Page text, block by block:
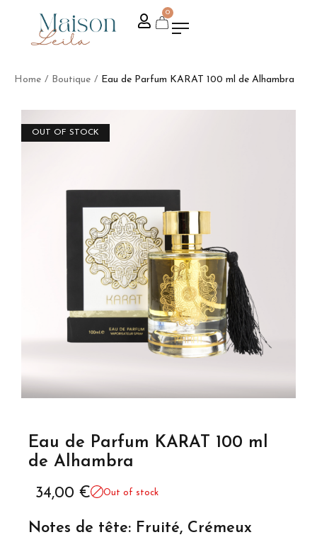
0
Home / Boutique / Eau de Parfum KARAT 100 ml de Alhambra
OUT OF STOCK
Eau de Parfum KARAT 100 ml
de Alhambra
34,00 € Out of stock
Notes de tête: Fruité, Crémeux